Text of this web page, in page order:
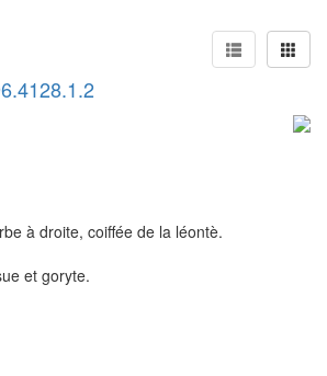
à droite, coiffée de la léontè.
et goryte.